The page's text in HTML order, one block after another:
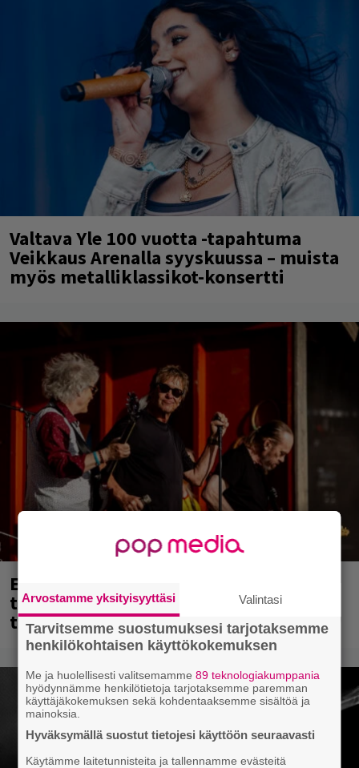
Valtava Yle 100 vuotta -tapahtuma
Veikkaus Arenalla syyskuussa – muista
myös metalliklassikot-konsertti
Eppu Normaalin viimeinen keikka
tänään – katso kuvagalleria torstailta
täältä
Arvostamme yksityisyyttäsi Valintasi
Tarvitsemme suostumuksesi tarjotaksemme
henkilökohtaisen käyttökokemuksen
Me ja huolellisesti valitsemamme89 teknologiakumppania
hyödynnämme henkilötietoja tarjotaksemme paremman
käyttäjäkokemuksen sekä kohdentaaksemme sisältöä ja
mainoksia.
Hyväksymällä suostut tietojesi käyttöön seuraavasti
Käytämme laitetunnisteita ja tallennamme evästeitä